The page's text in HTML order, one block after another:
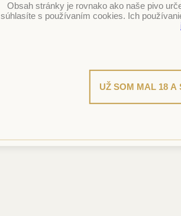
Obsah stránky je rovnako ako naše pivo
súhlasíte s používaním cookies. Ich
UŽ SOM MAL 18 A